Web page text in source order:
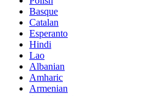
Basque
Catalan
Esperanto
Hindi
Lao
Albanian
Amharic
Armenian